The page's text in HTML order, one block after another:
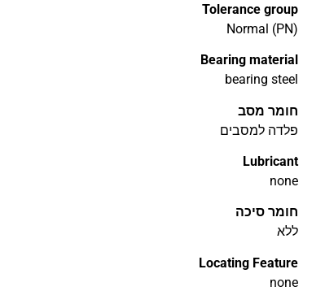
Tolerance group
Normal (PN)
Bearing material
bearing steel
חומר מסב
פלדה למסבים
Lubricant
none
חומר סיכה
ללא
Locating Feature
none